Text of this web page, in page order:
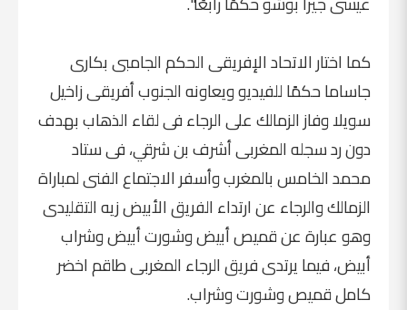
كما اختار الاتحاد الإفريقى الحكم الجامبى بكارى
جاساما حكمًا للفيديو ويعاونه الجنوب أفريقى زاخيل
سويلا وفاز الزمالك على الرجاء فى لقاء الذهاب بهدف
دون رد سجله المغربى أشرف بن شرقي، فى ستاد
محمد الخامس بالمغرب وأسفر الاجتماع الفنى لمباراة
الزمالك والرجاء عن ارتداء الفريق الأبيض زيه التقليدى
وهو عبارة عن قميص أبيض وشورت أبيض وشراب
أبيض، فيما يرتدى فريق الرجاء المغربى طاقم اخضر
كامل قميص وشورت وشراب.